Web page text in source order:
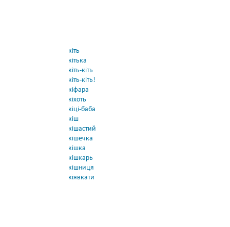
кіть
кітька
кіть-кіть
кіть-кіть!
кіфара
кіхоть
кіці-баба
кіш
кішастий
кішечка
кішка
кішкарь
кішниця
кіявкати